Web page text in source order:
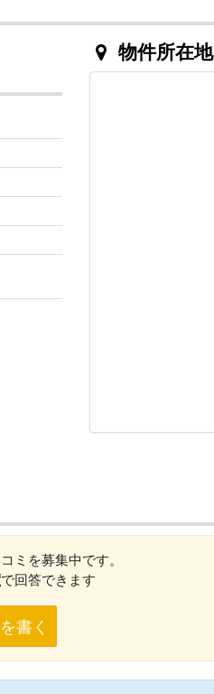
物件所在地
ミを募集中です。
で回答できます
書く